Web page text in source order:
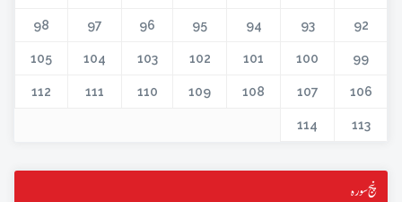
92
93
94
95
96
97
98
99
100
101
102
103
104
105
106
107
108
109
110
111
112
113
114
پنج سورہ